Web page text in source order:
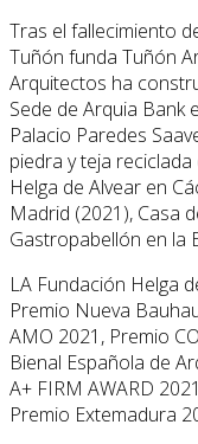
Tras el fallecimiento
Tuñón funda Tuñón
Arquitectos ha
Sede de Arquia Bank
Palacio Paredes
piedra y teja
Helga de Alvear en
Madrid (2021), Casa
Gastropabellón en la
LA Fundación Helga
Premio Nueva
AMO 2021, Premio
Bienal Española de
A+ FIRM AWARD
Premio Extemadura